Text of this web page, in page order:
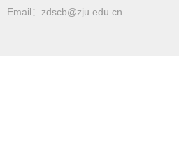
Email：zdscb@zju.edu.cn